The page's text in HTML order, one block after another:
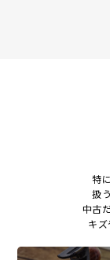
特
扱
中古
キズ